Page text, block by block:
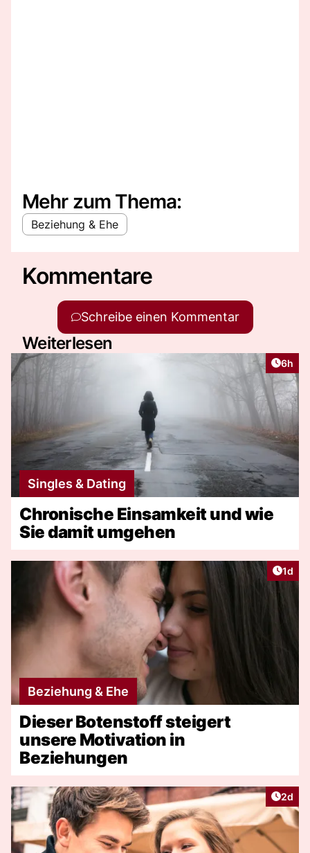
Mehr zum Thema:
Beziehung & Ehe
Kommentare
Schreibe einen Kommentar
Weiterlesen
6h
Singles & Dating
Chronische Einsamkeit und wie
Sie damit umgehen
1d
Beziehung & Ehe
Dieser Botenstoff steigert
unsere Motivation in
Beziehungen
2d